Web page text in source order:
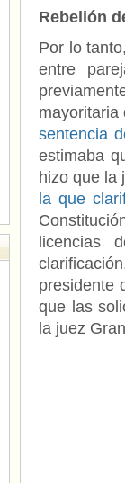
Rebelión
Por lo
entre
sentencia
estimaba
hizo que la
la que
licencias
presidente
que las
la juez